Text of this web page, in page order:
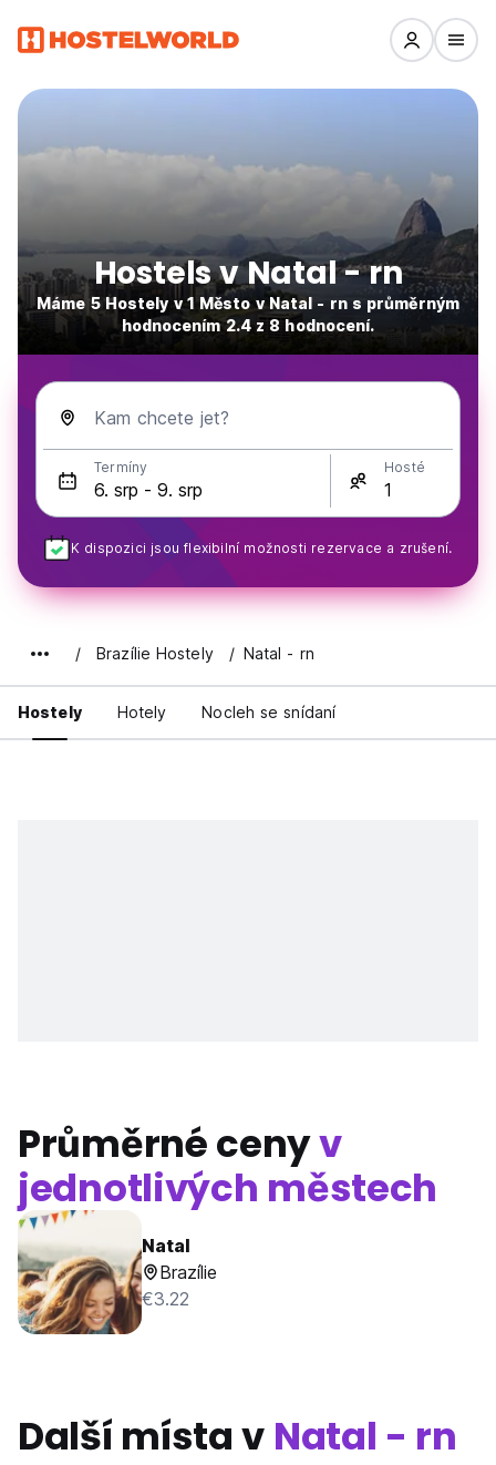
Hostels v Natal - rn
Máme 5 Hostely v 1 Město v Natal - rn s průměrným
hodnocením 2.4 z 8 hodnocení.
Kam chcete jet?
Termíny Hosté
K dispozici jsou flexibilní možnosti rezervace a zrušení.
Brazílie Hostely Natal - rn
Hostely Hotely Nocleh se snídaní
Průměrné cenyv
jednotlivých městech
Natal
Brazílie
€3.22
Další místa v Natal - rn